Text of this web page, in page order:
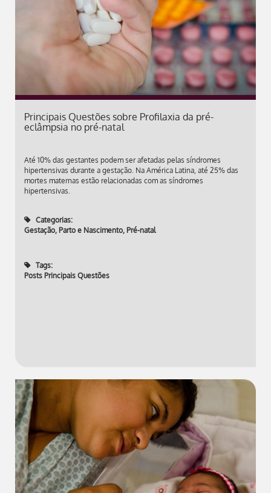
Principais Questões sobre Profilaxia da pré-
eclâmpsia no pré-natal
Até 10% das gestantes podem ser afetadas pelas síndromes
hipertensivas durante a gestação. Na América Latina, até 25% das
mortes maternas estão relacionadas com as síndromes
hipertensivas.
Categorias:
Gestação, Parto e Nascimento, Pré-natal
Tags:
Posts Principais Questões